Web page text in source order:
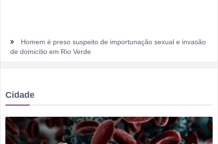
Homem é preso suspeito de importunação sexual e invasão
de domicílio em Rio Verde
Dois homens são presos suspeitos de tráfico de drogas em
Ela não quis dizer quem era, mas acabou identificada no
TCO
Cidade